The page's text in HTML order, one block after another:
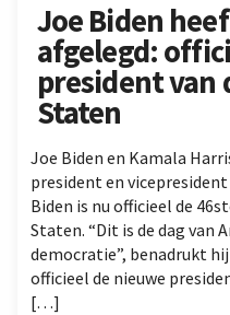
Joe Biden
afgelegd:
president van
Staten
Joe Biden en Kamala
president en
Biden is nu officieel de
Staten. “Dit is de dag van
democratie”, benadrukt hij
officieel de nieuwe
[…]